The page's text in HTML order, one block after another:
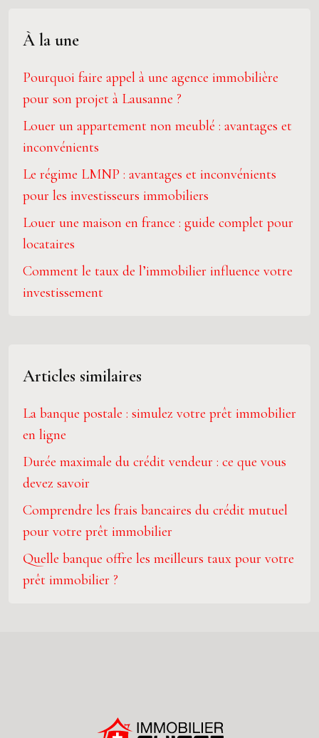
À la une
Pourquoi faire appel à une agence immobilière
pour son projet à Lausanne ?
Louer un appartement non meublé : avantages et
inconvénients
Le régime LMNP : avantages et inconvénients
pour les investisseurs immobiliers
Louer une maison en france : guide complet pour
locataires
Comment le taux de l’immobilier influence votre
investissement
Articles similaires
La banque postale : simulez votre prêt immobilier
en ligne
Durée maximale du crédit vendeur : ce que vous
devez savoir
Comprendre les frais bancaires du crédit mutuel
pour votre prêt immobilier
Quelle banque offre les meilleurs taux pour votre
prêt immobilier ?